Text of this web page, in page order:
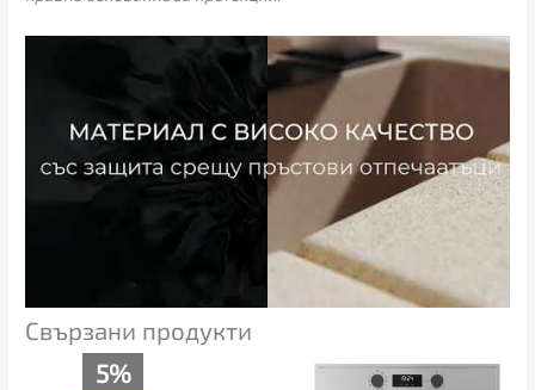
Свързани продукти
5%